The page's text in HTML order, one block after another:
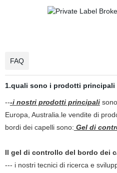
FAQ
1.quali sono i prodotti principali
---i nostri prodotti principalisono
Europa, Australia.le vendite di
bordi dei capelli sono: Gel di
Il gel di controllo del bordo dei
--- i nostri tecnici di ricerca e